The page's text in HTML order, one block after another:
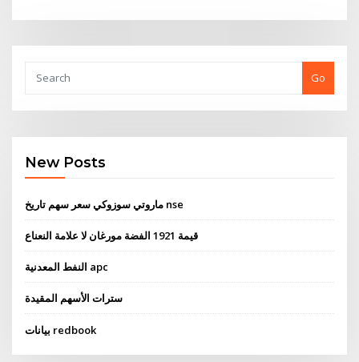
Go
New Posts
ماروتي سوزوكي سعر سهم تاريخ nse
قيمة 1921 الفضة مورغان لا علامة النعناع
النفط المعدنية apc
سترات الأسهم المقيدة
بيانات redbook